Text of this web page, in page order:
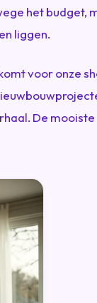
het budget,
liggen.
voor onze
De